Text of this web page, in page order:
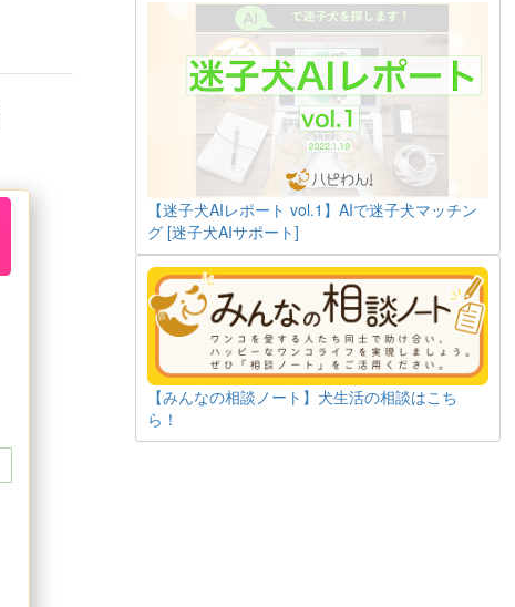
【迷子犬AIレポート vol.1】AIで迷子犬マッチン
グ [迷子犬AIサポート]
【みんなの相談ノート】犬生活の相談はこち
ら！